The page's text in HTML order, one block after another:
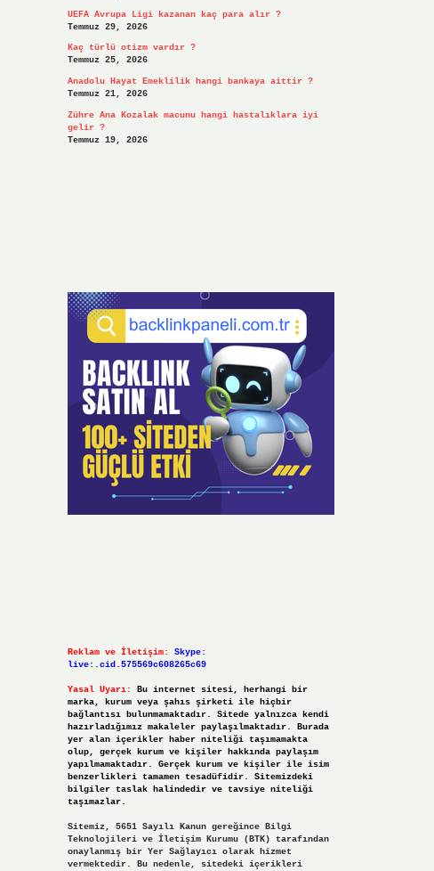
UEFA Avrupa Ligi kazanan kaç para alır ?
Temmuz 29, 2026
Kaç türlü otizm vardır ?
Temmuz 25, 2026
Anadolu Hayat Emeklilik hangi bankaya aittir ?
Temmuz 21, 2026
Zühre Ana Kozalak macunu hangi hastalıklara iyi
gelir ?
Temmuz 19, 2026
Reklam ve İletişim:
Skype:
live:.cid.575569c608265c69
Yasal Uyarı:
Bu internet sitesi, herhangi bir
marka, kurum veya şahıs şirketi ile hiçbir
bağlantısı bulunmamaktadır. Sitede yalnızca kendi
hazırladığımız makaleler paylaşılmaktadır. Burada
yer alan içerikler haber niteliği taşımamakta
olup, gerçek kurum ve kişiler hakkında paylaşım
yapılmamaktadır. Gerçek kurum ve kişiler ile isim
benzerlikleri tamamen tesadüfidir. Sitemizdeki
bilgiler taslak halindedir ve tavsiye niteliği
taşımazlar.
Sitemiz, 5651 Sayılı Kanun gereğince Bilgi
Teknolojileri ve İletişim Kurumu (BTK) tarafından
onaylanmış bir Yer Sağlayıcı olarak hizmet
vermektedir. Bu nedenle, sitedeki içerikleri